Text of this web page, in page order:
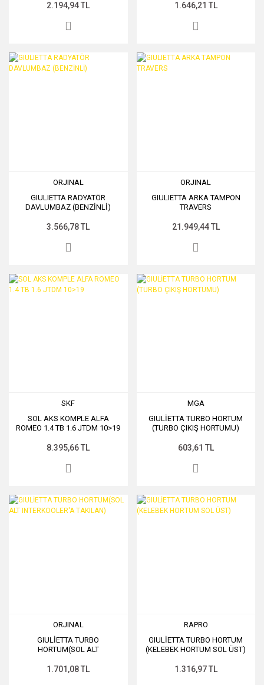
2.194,94 TL 1.646,21 TL
ORJINAL
GIULIETTA RADYATÖR
DAVLUMBAZ (BENZİNLİ)
3.566,78 TL
ORJINAL
GIULIETTA ARKA TAMPON
TRAVERS
21.949,44 TL
SKF
SOL AKS KOMPLE ALFA
ROMEO 1.4 TB 1.6 JTDM 10>19
8.395,66 TL
MGA
GIULİETTA TURBO HORTUM
(TURBO ÇIKIŞ HORTUMU)
603,61 TL
ORJINAL
GIULİETTA TURBO
HORTUM(SOL ALT
1.701,08 TL
RAPRO
GIULİETTA TURBO HORTUM
(KELEBEK HORTUM SOL ÜST)
1.316,97 TL